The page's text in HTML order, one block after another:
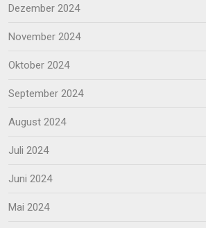
Dezember 2024
November 2024
Oktober 2024
September 2024
August 2024
Juli 2024
Juni 2024
Mai 2024